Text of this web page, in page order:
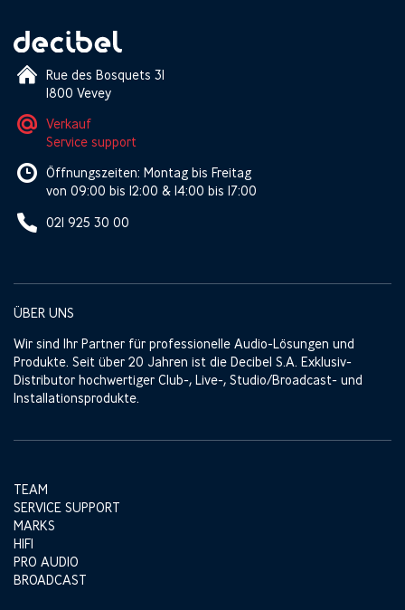
Rue des Bosquets 31
1800 Vevey
Verkauf
Service support
Öffnungszeiten: Montag bis Freitag
von 09:00 bis 12:00 & 14:00 bis 17:00
021 925 30 00
ÜBER UNS
Wir sind Ihr Partner für professionelle Audio-Lösungen und
Produkte. Seit über 20 Jahren ist die Decibel S.A. Exklusiv-
Distributor hochwertiger Club-, Live-, Studio/Broadcast- und
Installationsprodukte.
TEAM
SERVICE SUPPORT
MARKS
HIFI
PRO AUDIO
BROADCAST